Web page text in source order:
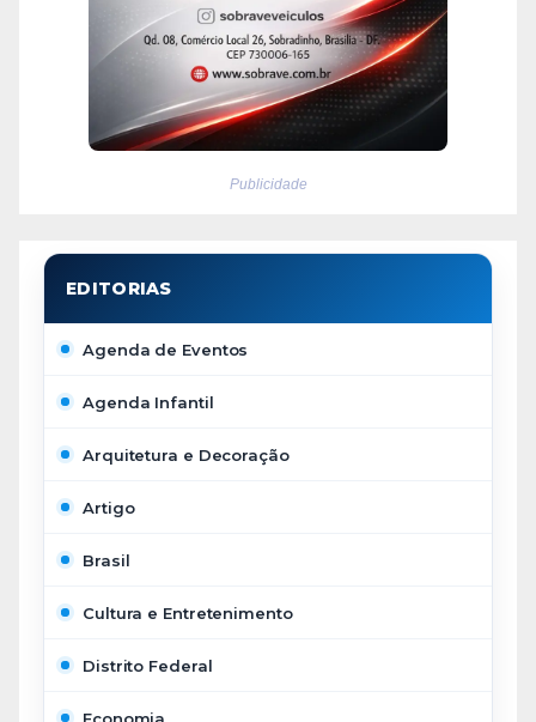
Publicidade
Agenda de Eventos
Agenda Infantil
Arquitetura e Decoração
Artigo
Brasil
Cultura e Entretenimento
Distrito Federal
Economia